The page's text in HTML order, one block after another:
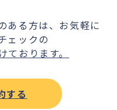
ある方は、お気軽に
ェックの
おります。
する